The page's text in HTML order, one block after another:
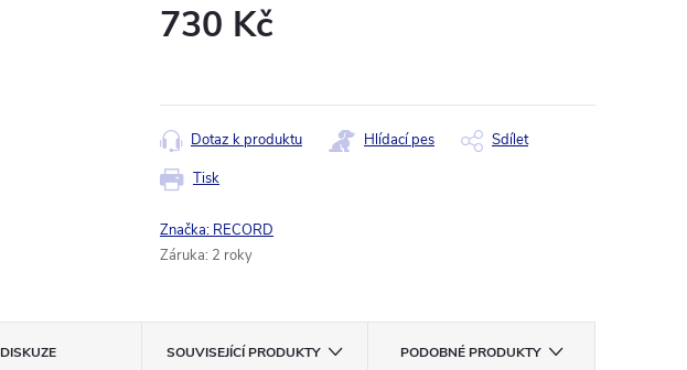
730 Kč
Tisk
Dotaz k produktu Hlídací pes Sdílet
Značka: RECORD
Záruka: 2 roky
DISKUZE SOUVISEJÍCÍ PRODUKTY PODOBNÉ PRODUKTY